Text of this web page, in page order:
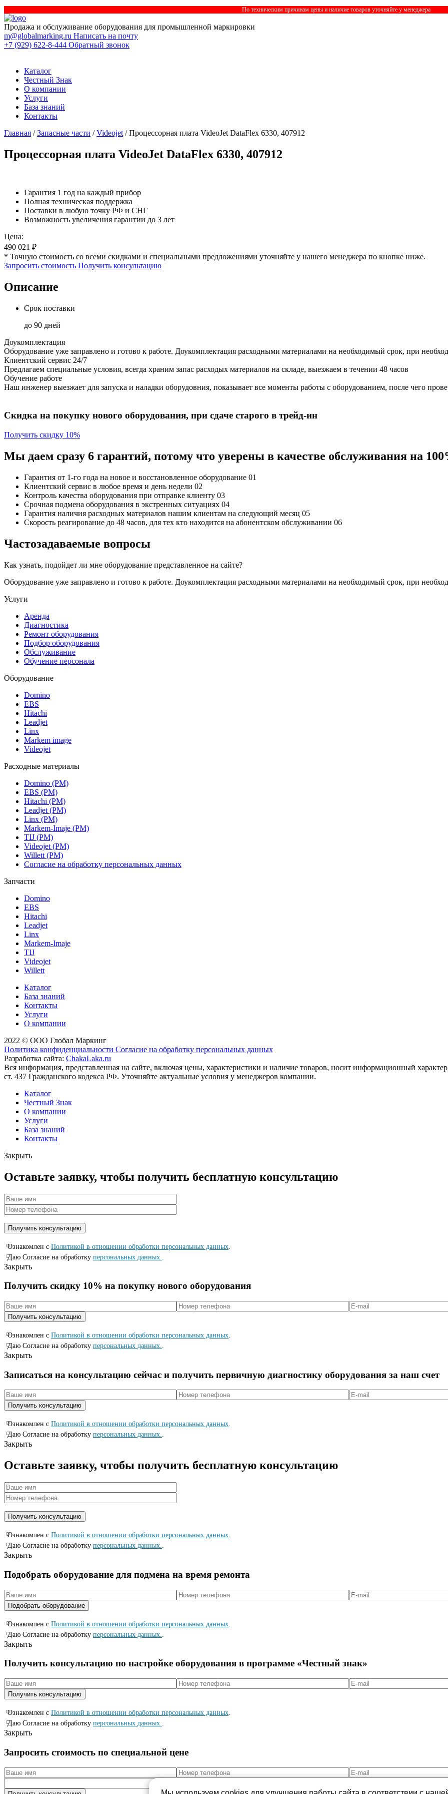
По техническим причинам цены и наличие товаров уточняйте у менеджера
Продажа и обслуживание оборудования для промышленной маркировки
m@globalmarking.ru Написать на почту
+7 (929) 622-8-444 Обратный звонок
Каталог
Честный Знак
О компании
Услуги
База знаний
Контакты
Главная /Запасные части /Videojet / Процессорная плата VideoJet DataFlex 6330, 407912
Процессорная плата VideoJet DataFlex 6330, 407912
Гарантия 1 год на каждый прибор
Полная техническая поддержка
Поставки в любую точку РФ и СНГ
Возможность увеличения гарантии до 3 лет
Цена:
490 021 ₽
* Точную стоимость со всеми скидками и специальными предложениями уточняйте у нашего менеджера по кнопке ниже.
Запросить стоимость Получить консультацию
Описание
Срок поставки
до 90 дней
Доукомплектация
Оборудование уже заправлено и готово к работе. Доукомплектация расходными материалами на необходимый срок, при
Клиентский сервис 24/7
Предлагаем специальные условия, всегда храним запас расходых материалов на складе, выезжаем в течении 48 часов
Обучение работе
Наш инженер выезжает для запуска и наладки оборудовния, показывает все моменты работы с оборудованием, после чего
Скидка на покупку нового оборудования, при сдаче старого в трейд-ин
Получить скидку 10%
Мы даем сразу 6 гарантий, потому что уверены в качестве обслуживания на
Гарантия от 1-го года на новое и восстановленное оборудование 01
Клиентский сервис в любое время и день недели 02
Контроль качества оборудования при отправке клиенту 03
Срочная подмена оборудования в экстренных ситуациях 04
Гарантия наличия расходных материалов нашим клиентам на следующий месяц 05
Скорость реагирование до 48 часов, для тех кто находится на абонентском обслуживании 06
Частозадаваемые вопросы
Как узнать, подойдет ли мне оборудование представленное на сайте?
Оборудование уже заправлено и готово к работе. Доукомплектация расходными материалами на необходимый срок, при
Услуги
Аренда
Диагностика
Ремонт оборудования
Подбор оборудования
Обслуживание
Обучение персонала
Оборудование
Domino
EBS
Hitachi
Leadjet
Linx
Markem image
Videojet
Расходные материалы
Domino (РМ)
EBS (РМ)
Hitachi (РМ)
Leadjet (РМ)
Linx (РМ)
Markem-Imaje (РМ)
TIJ (РМ)
Videojet (РМ)
Willett (РМ)
Согласие на обработку персональных данных
Запчасти
Domino
EBS
Hitachi
Leadjet
Linx
Markem-Imaje
TIJ
Videojet
Willett
Каталог
База знаний
Контакты
Услуги
О компании
2022 © ООО Глобал Маркинг
Политика конфиденциальности Согласие на обработку персональных данных
Разработка сайта: ChakaLaka.ru
Вся информация, представленная на сайте, включая цены, характеристики и наличие товаров, носит информационный
ст. 437 Гражданского кодекса РФ. Уточняйте актуальные условия у менеджеров компании.
Каталог
Честный Знак
О компании
Услуги
База знаний
Контакты
Закрыть
Оставьте заявку, чтобы получить бесплатную консультацию
Ознакомлен с Политикой в отношении обработки персональных данных
Даю Согласие на обработку персональных данных.
Закрыть
Получить скидку 10% на покупку нового оборудования
Ознакомлен с Политикой в отношении обработки персональных данных
Даю Согласие на обработку персональных данных.
Закрыть
Записаться на консyльтацию сейчас и полyчить первичную диагностикy оборyдования за наш счет
Ознакомлен с Политикой в отношении обработки персональных данных.
Даю Согласие на обработку персональных данных..
Закрыть
Оставьте заявку, чтобы получить бесплатную консультацию
Ознакомлен с Политикой в отношении обработки персональных данных.
Даю Согласие на обработку персональных данных..
Закрыть
Подобрать оборудование для подмена на время ремонта
Ознакомлен с Политикой в отношении обработки персональных данных
Даю Согласие на обработку персональных данных.
Закрыть
Получить консультацию по настройке оборудования в программе «Честный знак»
Ознакомлен с Политикой в отношении обработки персональных данных.
Даю Согласие на обработку персональных данных..
Закрыть
Запросить стоимость по специальной цене